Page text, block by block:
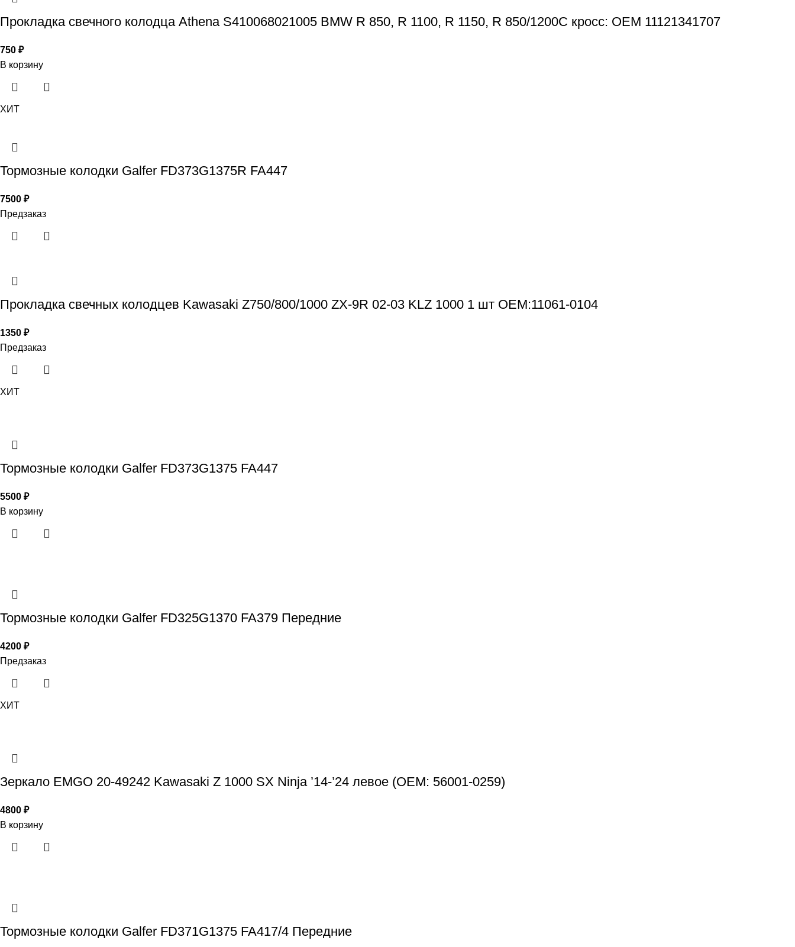
Прокладка свечного колодца Athena S410068021005 BMW R 850, R 1100, R 1150, R 850/1200C кросс: OEM 11121341707
750 ₽
В корзину
ХИТ
Тормозные колодки Galfer FD373G1375R FA447
7500 ₽
Предзаказ
Прокладка свечных колодцев Kawasaki Z750/800/1000 ZX-9R 02-03 KLZ 1000 1 шт OEM:11061-0104
1350 ₽
Предзаказ
ХИТ
Тормозные колодки Galfer FD373G1375 FA447
5500 ₽
В корзину
Тормозные колодки Galfer FD325G1370 FA379 Передние
4200 ₽
Предзаказ
ХИТ
Зеркало EMGO 20-49242 Kawasaki Z 1000 SX Ninja ’14-’24 левое (OEM: 56001-0259)
4800 ₽
В корзину
Тормозные колодки Galfer FD371G1375 FA417/4 Передние